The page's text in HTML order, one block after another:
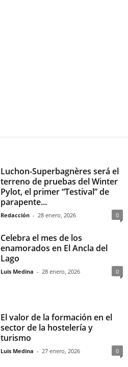
Luchon-Superbagnères será el
terreno de pruebas del Winter
Pylot, el primer “Testival” de
parapente...
Redacción - 28 enero, 2026 0
Celebra el mes de los
enamorados en El Ancla del
Lago
Luis Medina - 28 enero, 2026 0
El valor de la formación en el
sector de la hostelería y
turismo
Luis Medina - 27 enero, 2026 0